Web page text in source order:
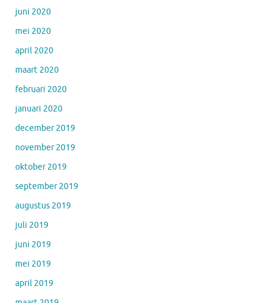
juni 2020
mei 2020
april 2020
maart 2020
februari 2020
januari 2020
december 2019
november 2019
oktober 2019
september 2019
augustus 2019
juli 2019
juni 2019
mei 2019
april 2019